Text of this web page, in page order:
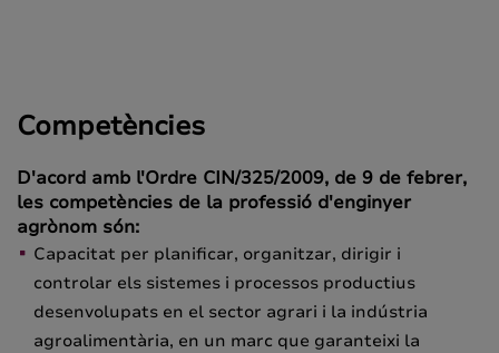
Competències
D'acord amb l'Ordre CIN/325/2009, de 9 de febrer,
les competències de la professió d'enginyer
agrònom són:
Capacitat per planificar, organitzar, dirigir i
controlar els sistemes i processos productius
desenvolupats en el sector agrari i la indústria
agroalimentària, en un marc que garanteixi la